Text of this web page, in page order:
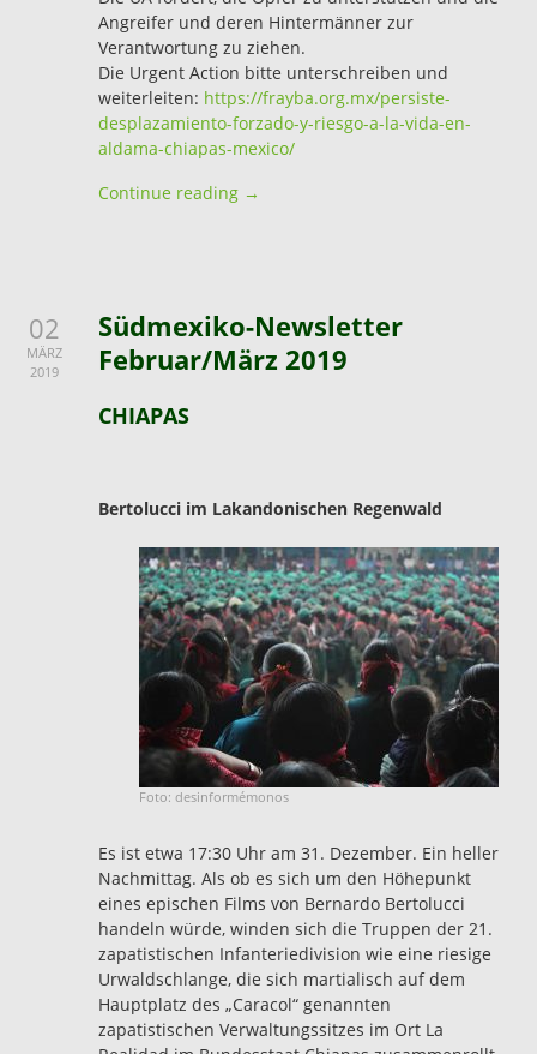
Angreifer und deren Hintermänner zur
Verantwortung zu ziehen.
Die Urgent Action bitte unterschreiben und
weiterleiten: https://frayba.org.mx/persiste-
desplazamiento-forzado-y-riesgo-a-la-vida-en-
aldama-chiapas-mexico/
Continue reading →
02
MÄRZ
2019
Südmexiko-Newsletter
Februar/März 2019
CHIAPAS
Bertolucci im Lakandonischen Regenwald
Foto: desinformémonos
Es ist etwa 17:30 Uhr am 31. Dezember. Ein heller
Nachmittag. Als ob es sich um den Höhepunkt
eines epischen Films von Bernardo Bertolucci
handeln würde, winden sich die Truppen der 21.
zapatistischen Infanteriedivision wie eine riesige
Urwaldschlange, die sich martialisch auf dem
Hauptplatz des „Caracol“ genannten
zapatistischen Verwaltungssitzes im Ort La